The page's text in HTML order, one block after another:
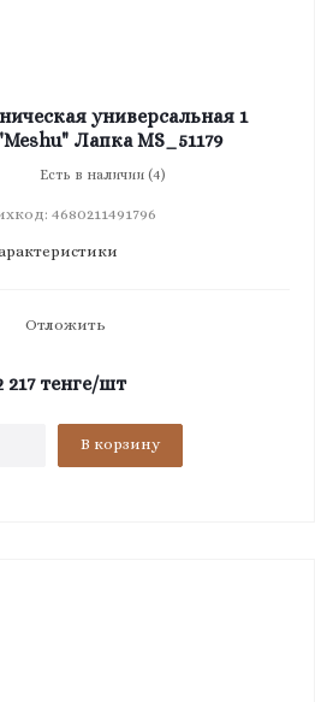
универсальная 1
Лапка MS_51179
Есть в наличии (4)
4680211491796
Отложить
217тенге/шт
В корзину